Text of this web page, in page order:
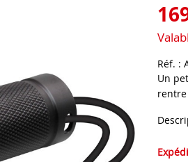
Réf. :
Un